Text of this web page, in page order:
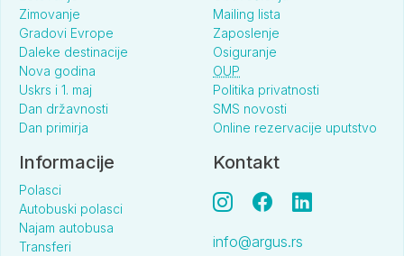
Zimovanje
Gradovi Evrope
Daleke destinacije
Nova godina
Uskrs i 1. maj
Dan državnosti
Dan primirja
Mailing lista
Zaposlenje
Osiguranje
OUP
Politika privatnosti
SMS novosti
Online rezervacije uputstvo
Informacije
Polasci
Autobuski polasci
Najam autobusa
Transferi
Kontakt
info@argus.rs